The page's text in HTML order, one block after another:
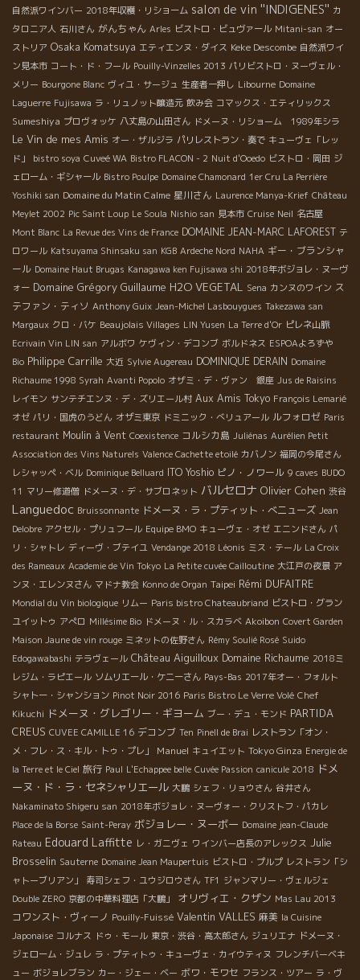
自然派ワインバー 2018年収穫・リショーム salon de vin ''INDIGENES'' カ
タロニア人 石川さん がんちゃん Arles ビストロ・ビュヴァール Mitani-san オー
ストリア Osaka Komatsuya エティエンヌ・ダイス Keke Descombe 自然派ワイ
ン見本市 コート・ド・フール Pouilly-Vinzelles 2013 パリビストロ・ヌーヴェル・
メリー Bourgone Blanc ヴィユ・サージュ 生産者一押し Libourne Domaine
Laguerre Fujisawa ラ・リュノット醸造元 飲み会 コマックス・エティリックス
Sumeshiya プロヴォッケ 八丈島の山田さん ドメーヌ・リショーム 1989年シラ
Le Vin de mes Amis オー・ザルジラ パリレストラン・奏で キューヴェ「レッ
ド」
bistro soya Cuveé WA Bistro FLACON - 2 Nuit d'Ooedo ビストロ・岡田 ジ
ェローム・ギシャール Bistro Poulpe Domaine Chamonard 1er Cru La Perrière
Yoshiki san Domaine du Matin Calme 星川さん Laurence Manya-Krief Château
Meylet 2002 Pic Saint Loup Le Soula Nishio san 見本市 Cruise Neil 名古屋
Mont Blanc La Revue des Vins de France DOMAINE JEAN-MARC LAFOREST テ
ロワール Katsuyama Shinsaku san KGB Ardeche Nord NAHA ギー・ブランシャ
ール Domaine Haut Brugas Kanagawa ken Fujisawa shi 2018年ボジョレ・ヌーヴ
ォー Domaine Grégory Guillaume H2O VEGETAL Sena カンヌのワイン ス
テファン・ティソ Anthony Guix Jean-Michel Lasbouygues Takezawa san
Margaux クロ・バケ Beaujolais Villages LIN Yusen La Terre d'Or ピレネ山脈
Ecrivain Vin LIN san アルボワ ケヴィン・デコンブ ボルドネス ESPOAよろずや
Bio Philippe Carrille 大近 Sylvie Augereau DOMINIQUE DERAIN Domaine
Richaume 1998 Syrah Avanti Popolo オザミ・デ・ヴァン 銀座 Jus de Raisins
レイモン サンテチエンヌ・デ・ズリエール村 Aux Amis Tokyo François Lemarié
オゼ パリ・国虎のうどん オザミ東京 ドミニック・べリュアール ルフォロゼ Paris
restaurant Moulin à Vent Coexistence コルシカ島 Juliénas Aurélien Petit
Association des Vins Naturels Valence Cachette etoilé カバノン 福岡の今尾さん
レシャッペ・ベル Dominique Belluard ITO Yoshio ピノ・ノワール 9 caves BUDO
11 マリー修道僧 ドメーヌ・デ・サブロネット バルセロナ Olivier Cohen 渋谷
Languedoc Bruissonnante ドメーヌ・ラ・プティット・べニューズ Jean
Delobre アクセル・プリュフール Equipe BMO キューヴェ・オゼ エニンドさん パ
リ・シャトレ ディーヴ・ブテイユ Vendange 2018 Léonis ミス・テール La Croix
des Rameaux Academie de Vin Tokyo La Petite cuvée Cailloutine 大江戸の夜景 ア
ンヌ・エレンヌさん マドナ教会 Konno de Organ Taipei Rémi DUFAITRE
Mondial du Vin biologique リムー Paris bistro Chateaubriand ビストロ・グラン
ユイットゥ アぺロ Millésime Bio ドメーヌ・ル・スカラベ Akoibon Covert Garden
Maison Jaune de vin rouge ミネットの佐野さん Rémy Soulié Rosé Suido
Edogawabashi テラヴェール Château Aiguilloux Domaine Richaume 2018ミ
レジム・ラピエール ソムリエール・ケニーさん Pays-Bas 2017年オー・フォルト
シャトー・シャンション Pinot Noir 2016 Paris Bistro Le Verre Volé Chef
Kikuchi ドメーヌ・グレゴリー・ギヨーム ブー・デュ・モンド PARTIDA
CREUS CUVEE CAMILLE 16 デコンブ Ten Pinell de Brai レストラン「オン・
メ・フレ・ス・キル・トゥ・プレ」
Manuel キュイエット Tokyo Ginza Energie de
la Terre et le Ciel 旅行 Paul L'Echappee belle Cuvée Passion canicule 2018 ドメ
ーヌ・ド・ラ・セネシャリエール 大鵬 シェフ・リョウさん 谷井さん
Nakaminato Shigeru san 2018年ボジョレ・ヌーヴォー・クリストフ・パカレ
Place de la Borse Saint-Peray ボジョレー・ヌーボー Domaine jean-Claude
Rateau Edouard Laffitte レ・ガニヴェ ワインバー店長のアレックス Julie
Brosselin Sauterne Domaine Jean Maupertuis ビストロ・プルプ レストラン「シ
ャトーブリアン」
寿司シェフ・ユウジロウさん TF1 ジャンマリー・ヴェルジェ
Double ZERO 京都の中華料理店「大鵬」 オリヴィエ・クザン Mas Lau 2013
コワンスト・ヴィーノ Pouilly-Fuissé Valentin VALLES 麻美 la Cuisine
Japonaise コルナス ドゥ・モール 東京・渋谷・高太郎さん ジュリエナ ドメーヌ・
ジェローム・ジュレ ラ・プティトゥ・キューヴェ・カイウティヌ フレンチバーベキ
ュー ボジョレブラン カー・ジェー・ベー ボワ・モワセ フランス・ツアー ラ・ヴ